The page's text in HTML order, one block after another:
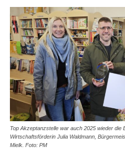
Top Akzeptanzstelle war auch 2025 wieder die
Wirtschaftsförderin Julia Waldmann,
Mielk. Foto: PM